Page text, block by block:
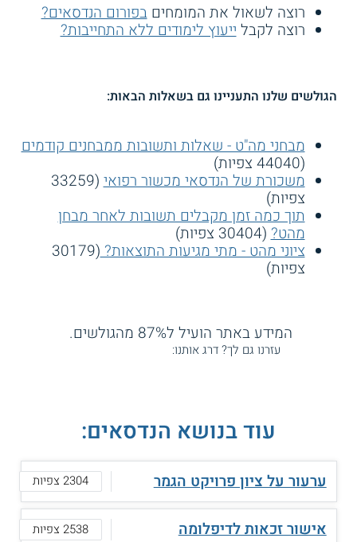
רוצה לשאול את המומחיםבפורום הנדסאים?
רוצה לקבלייעוץ לימודים ללא התחייבות?
הגולשים שלנו התעניינו גם בשאלות הבאות:
מבחני מה"ט - שאלות ותשובות ממבחנים קודמים
(44040 צפיות)
משכורת של הנדסאי מכשור רפואי (33259
צפיות)
תוך כמה זמן מקבלים תשובות לאחר מבחן
מהט?(30404 צפיות)
ציוני מהט - מתי מגיעות התוצאות? (30179
צפיות)
המידע באתר הועיל ל87% מהגולשים.
עזרנו גם לך? דרג אותנו:
עוד בנושא הנדסאים:
ערעור על ציון פרויקט הגמר 2304 צפיות
אישור זכאות לדיפלומה 2538 צפיות